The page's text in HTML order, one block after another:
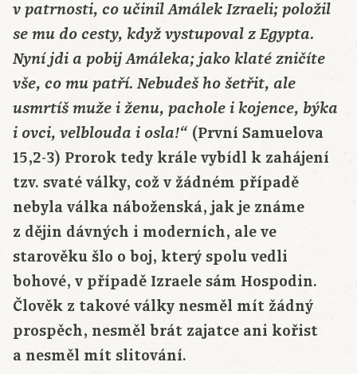
v patrnosti, co učinil Amálek Izraeli; položil
se mu do cesty, když vystupoval z Egypta.
Nyní jdi a pobij Amáleka; jako klaté zničíte
vše, co mu patří. Nebudeš ho šetřit, ale
usmrtíš muže i ženu, pachole i kojence, býka
i ovci, velblouda i osla!“ (První Samuelova
15,2-3) Prorok tedy krále vybídl k zahájení
tzv. svaté války, což v žádném případě
nebyla válka náboženská, jak je známe
z dějin dávných i moderních, ale ve
starověku šlo o boj, který spolu vedli
bohové, v případě Izraele sám Hospodin.
Člověk z takové války nesměl mít žádný
prospěch, nesměl brát zajatce ani kořist
a nesměl mít slitování.